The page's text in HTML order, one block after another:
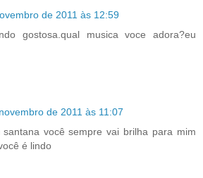
de 2011 às 12:59
gostosa.qual musica voce adora?eu
de 2011 às 11:07
você sempre vai brilha para mim
é lindo